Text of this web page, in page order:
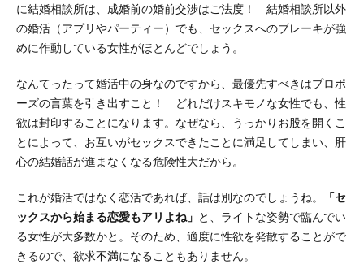
に結婚相談所は、成婚前の婚前交渉はご法度！ 結婚相談所以外
の婚活（アプリやパーティー）でも、セックスへのブレーキが強
めに作動している女性がほとんどでしょう。
なんてったって婚活中の身なのですから、最優先すべきはプロポ
ーズの言葉を引き出すこと！ どれだけスキモノな女性でも、性
欲は封印することになります。なぜなら、うっかりお股を開くこ
とによって、お互いがセックスできたことに満足してしまい、肝
心の結婚話が進まなくなる危険性大だから。
これが婚活ではなく恋活であれば、話は別なのでしょうね。
「セ
ックスから始まる恋愛もアリよね」 と、ライトな姿勢で臨んでい
る女性が大多数かと。そのため、適度に性欲を発散することがで
きるので、欲求不満になることもありません。